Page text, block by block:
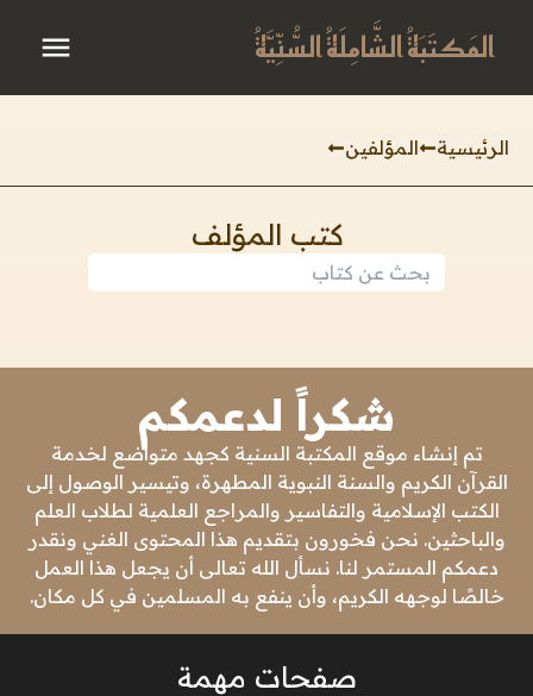
المَكتَبَةُ الشَّامِلَةُ السُّنِّيَّةُ
الرئيسية المؤلفين
كتب المؤلف
شكراً لدعمكم
تم إنشاء موقع المكتبة السنية كجهد متواضع لخدمة
القرآن الكريم والسنة النبوية المطهرة، وتيسير الوصول إلى
الكتب الإسلامية والتفاسير والمراجع العلمية لطلاب العلم
والباحثين. نحن فخورون بتقديم هذا المحتوى الغني ونقدر
دعمكم المستمر لنا. نسأل الله تعالى أن يجعل هذا العمل
خالصًا لوجهه الكريم، وأن ينفع به المسلمين في كل مكان.
صفحات مهمة